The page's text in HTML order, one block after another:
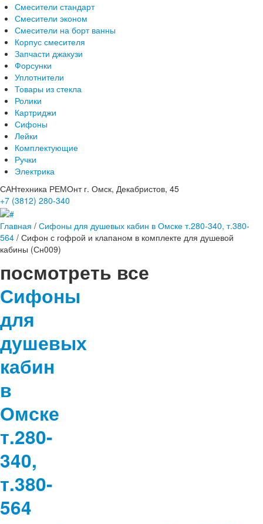
Смесители стандарт
Смесители эконом
Смесители на борт ванны
Корпус смесителя
Запчасти джакузи
Форсунки
Уплотнители
Товары из стекла
Ролики
Картриджи
Сифоны
Лейки
Комплектующие
Ручки
Электрика
САНтехника РЕМОнт г. Омск, Декабристов, 45
+7 (3812) 280-340
Главная / Сифоны для душевых кабин в Омске т.280-340, т.380-
564 / Сифон с гофрой и клапаном в комплекте для душевой
кабины (Сн009)
посмотреть все
Сифоны
для
душевых
кабин
в
Омске
т.280-
340,
т.380-
564